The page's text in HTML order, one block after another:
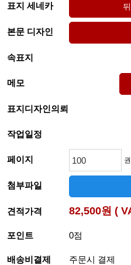
표지 세네카
본문 디자인
속표지
메모
표지디자인의뢰
작업일정
페이지
첨부파일
견적가격 82,500원 (
포인트 0점
배송비결제 주문시 결제